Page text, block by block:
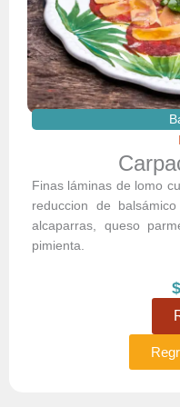
Finas láminas de lomo
reduccion de
alcaparras, queso
pimienta.
$